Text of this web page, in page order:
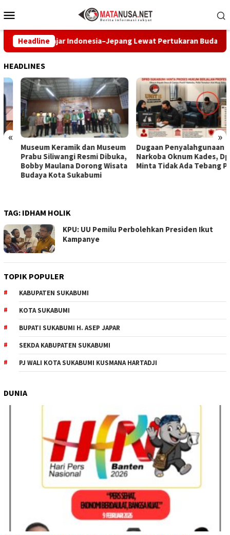
ke
Mobile
Headline
Pelajar Indonesia–Jepang Lewat Pertukaran Budaya dan
HEADLINES
« »
Museum Keramik dan Museum
Prabu Siliwangi Resmi Dibuka,
Bobby Maulana Dorong Wisata
Budaya Kota Sukabumi
Dugaan Penyalahgunaan
Narkoba Oknum Kades, Dprd
Minta Tidak Ada Tebang Pilih
TAG: IDHAM HOLIK
KPU: UU Pemilu Perbolehkan Presiden Ikut
Kampanye
TOPIK POPULER
KABUPATEN SUKABUMI
KOTA SUKABUMI
BUPATI SUKABUMI H. ASEP JAPAR
SEKDA KABUPATEN SUKABUMI
PJ WALI KOTA SUKABUMI KUSMANA HARTADJI
DUNIA